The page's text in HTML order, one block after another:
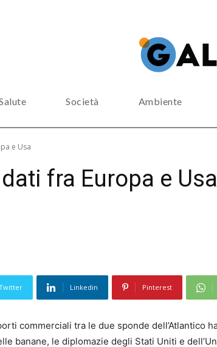
Società Ambiente
e Usa
fra Europa e Usa
Linkedin Pinterest
commerciali tra le due sponde dell’Atlantico
banane, le diplomazie degli Stati Uniti e